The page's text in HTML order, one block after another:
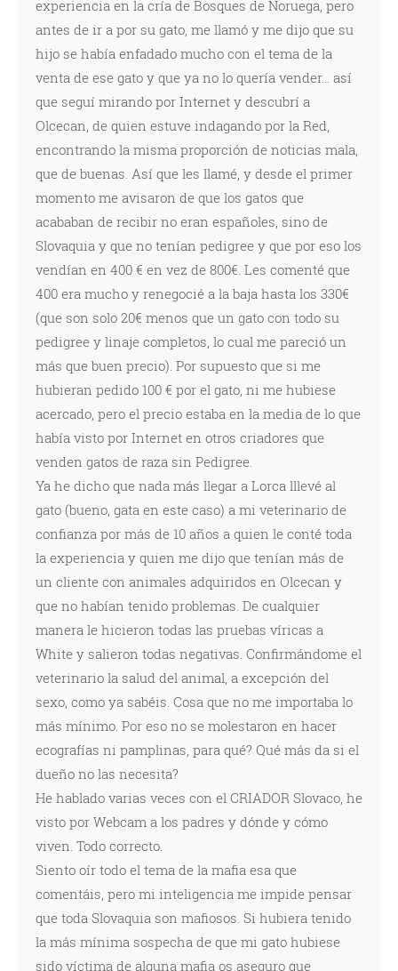
experiencia en la cría de Bosques de Noruega, pero
antes de ir a por su gato, me llamó y me dijo que su
hijo se había enfadado mucho con el tema de la
venta de ese gato y que ya no lo quería vender... así
que seguí mirando por Internet y descubrí a
Olcecan, de quien estuve indagando por la Red,
encontrando la misma proporción de noticias mala,
que de buenas. Así que les llamé, y desde el primer
momento me avisaron de que los gatos que
acababan de recibir no eran españoles, sino de
Slovaquia y que no tenían pedigree y que por eso los
vendían en 400 € en vez de 800€. Les comenté que
400 era mucho y renegocié a la baja hasta los 330€
(que son solo 20€ menos que un gato con todo su
pedigree y linaje completos, lo cual me pareció un
más que buen precio). Por supuesto que si me
hubieran pedido 100 € por el gato, ni me hubiese
acercado, pero el precio estaba en la media de lo que
había visto por Internet en otros criadores que
venden gatos de raza sin Pedigree.
Ya he dicho que nada más llegar a Lorca lllevé al
gato (bueno, gata en este caso) a mi veterinario de
confianza por más de 10 años a quien le conté toda
la experiencia y quien me dijo que tenían más de
un cliente con animales adquiridos en Olcecan y
que no habían tenido problemas. De cualquier
manera le hicieron todas las pruebas víricas a
White y salieron todas negativas. Confirmándome el
veterinario la salud del animal, a excepción del
sexo, como ya sabéis. Cosa que no me importaba lo
más mínimo. Por eso no se molestaron en hacer
ecografías ni pamplinas, para qué? Qué más da si el
dueño no las necesita?
He hablado varias veces con el CRIADOR Slovaco, he
visto por Webcam a los padres y dónde y cómo
viven. Todo correcto.
Siento oír todo el tema de la mafia esa que
comentáis, pero mi inteligencia me impide pensar
que toda Slovaquia son mafiosos. Si hubiera tenido
la más mínima sospecha de que mi gato hubiese
sido víctima de alguna mafia os aseguro que